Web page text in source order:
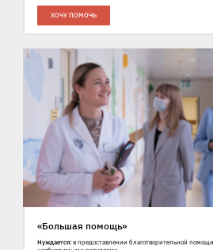
ХОЧУ ПОМОЧЬ
«Большая помощь»
Нуждается: в предоставлении благотворительной